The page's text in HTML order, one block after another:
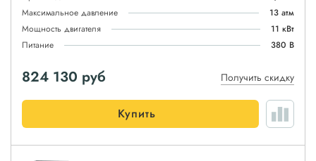
Максимальное давление
13 атм
Мощность двигателя
11 кВт
Питание
380 В
824 130 руб Получить скидку
Купить